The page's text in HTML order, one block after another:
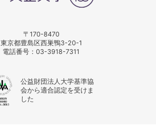
〒170-8470
東京都豊島区西巣鴨3-20-1
電話番号： 03-3918-7311
公益財団法人大学基準協
会から適合認定を受けま
した